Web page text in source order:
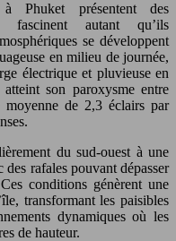
Phuket présentent des
fascinent autant qu’ils
se développent
en milieu de journée,
électrique et pluvieuse en
son paroxysme entre
de 2,3 éclairs par
du sud-ouest à une
rafales pouvant dépasser
conditions génèrent une
transformant les paisibles
dynamiques où les
de hauteur.